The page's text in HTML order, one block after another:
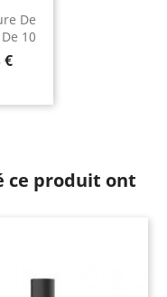
De
10
€
ce produit ont